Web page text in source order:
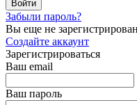
Забыли пароль?
Вы еще не
Создайте аккаунт
Зарегистрироваться
Ваш email
Ваш пароль